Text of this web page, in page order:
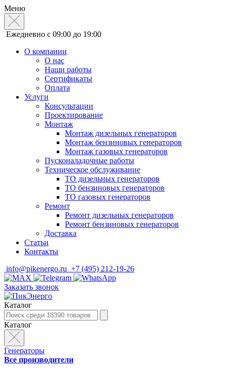
Меню
Ежедневно с 09:00 до 19:00
О компании
О нас
Наши работы
Сертификаты
Оплата
Услуги
Консультации
Проектирование
Монтаж
Монтаж дизельных генераторов
Монтаж бензиновых генераторов
Монтаж газовых генераторов
Пусконаладочные работы
Техническое обслуживание
ТО дизельных генераторов
ТО бензиновых генераторов
ТО газовых генераторов
Ремонт
Ремонт дизельных генераторов
Ремонт бензиновых генераторов
Доставка
Статьи
Контакты
info@pikenergo.ru +7 (495) 212-19-26
Заказать звонок
Каталог
Каталог
Генераторы
Все производители